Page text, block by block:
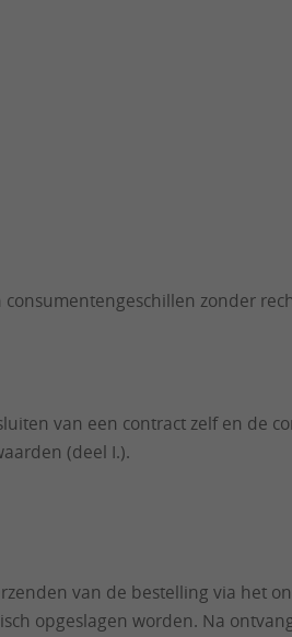
zonder
van een contract zelf en de
(deel I.).
van de bestelling via het
opgeslagen worden. Na